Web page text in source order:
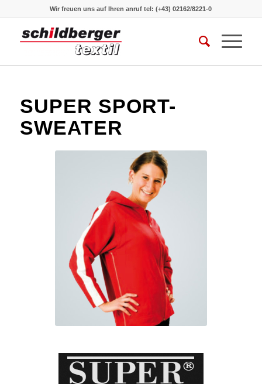
Wir freuen uns auf Ihren anruftel: (+43) 02162/8221-0
SUPER SPORT-
SWEATER